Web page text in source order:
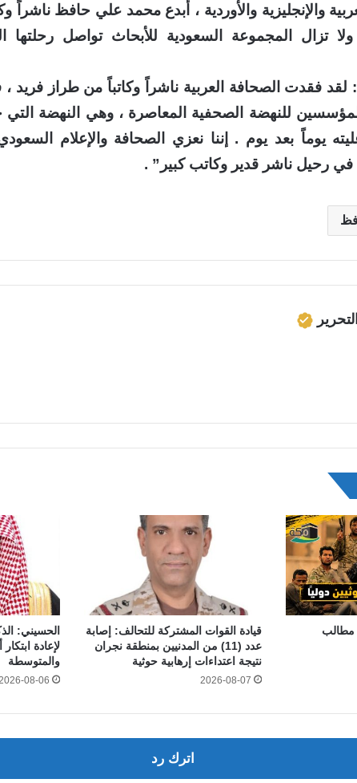
والإنجليزية والأوردية ، أبدع محمد علي حافظ ناشراً
تزال المجموعة السعودية للأبحاث تواصل رحلتها
فقدت الصحافة العربية ناشراً وكاتباً من طراز فريد
للنهضة الصحفية المعاصرة ، وهي النهضة
يوماً بعد يوم . إننا نعزي الصحافة والإعلام
في رحيل ناشر قدير وكاتب كبير” .
التحرير
مطالب
قيادة القوات المشتركة للتحالف: إصابة
عدد (11) من المدنيين بمنطقة نجران
نتيجة اعتداءات إرهابية حوثية
2026-08-07
الحسيني:
لإعادة
والمتوسطة
08-06
اترك رد